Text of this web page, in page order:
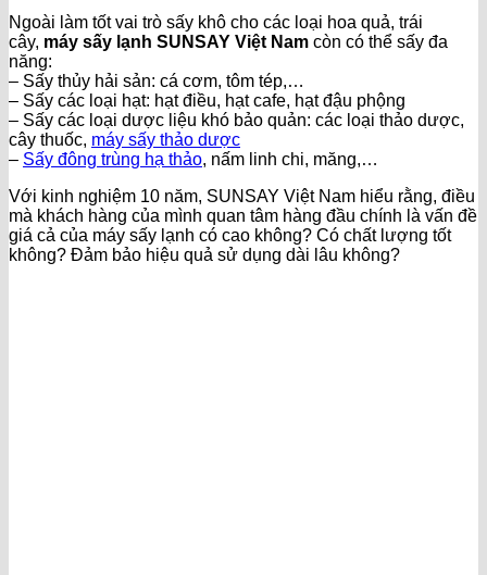
Ngoài làm tốt vai trò sấy khô cho các loại hoa quả, trái
cây, máy sấy lạnh SUNSAY Việt Nam còn có thể sấy đa
năng:
– Sấy thủy hải sản: cá cơm, tôm tép,…
– Sấy các loại hạt: hạt điều, hạt cafe, hạt đậu phộng
– Sấy các loại dược liệu khó bảo quản: các loại thảo dược,
cây thuốc, máy sấy thảo dược
– Sấy đông trùng hạ thảo, nấm linh chi, măng,…
Với kinh nghiệm 10 năm, SUNSAY Việt Nam hiểu rằng, điều
mà khách hàng của mình quan tâm hàng đầu chính là vấn đề
giá cả của máy sấy lạnh có cao không? Có chất lượng tốt
không? Đảm bảo hiệu quả sử dụng dài lâu không?